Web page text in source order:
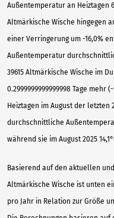
Außentemperatur an Heiztagen
Altmärkische Wische hingegen
einer Verringerung um -16,0%
Außentemperatur
39615 Altmärkische Wische im
0.2999999999999998 Tage
Heiztagen im August der letzten
durchschnittliche
während sie im August 2025
Basierend auf den aktuellen
Altmärkische Wische ist unten
pro Jahr in Relation zur Größe